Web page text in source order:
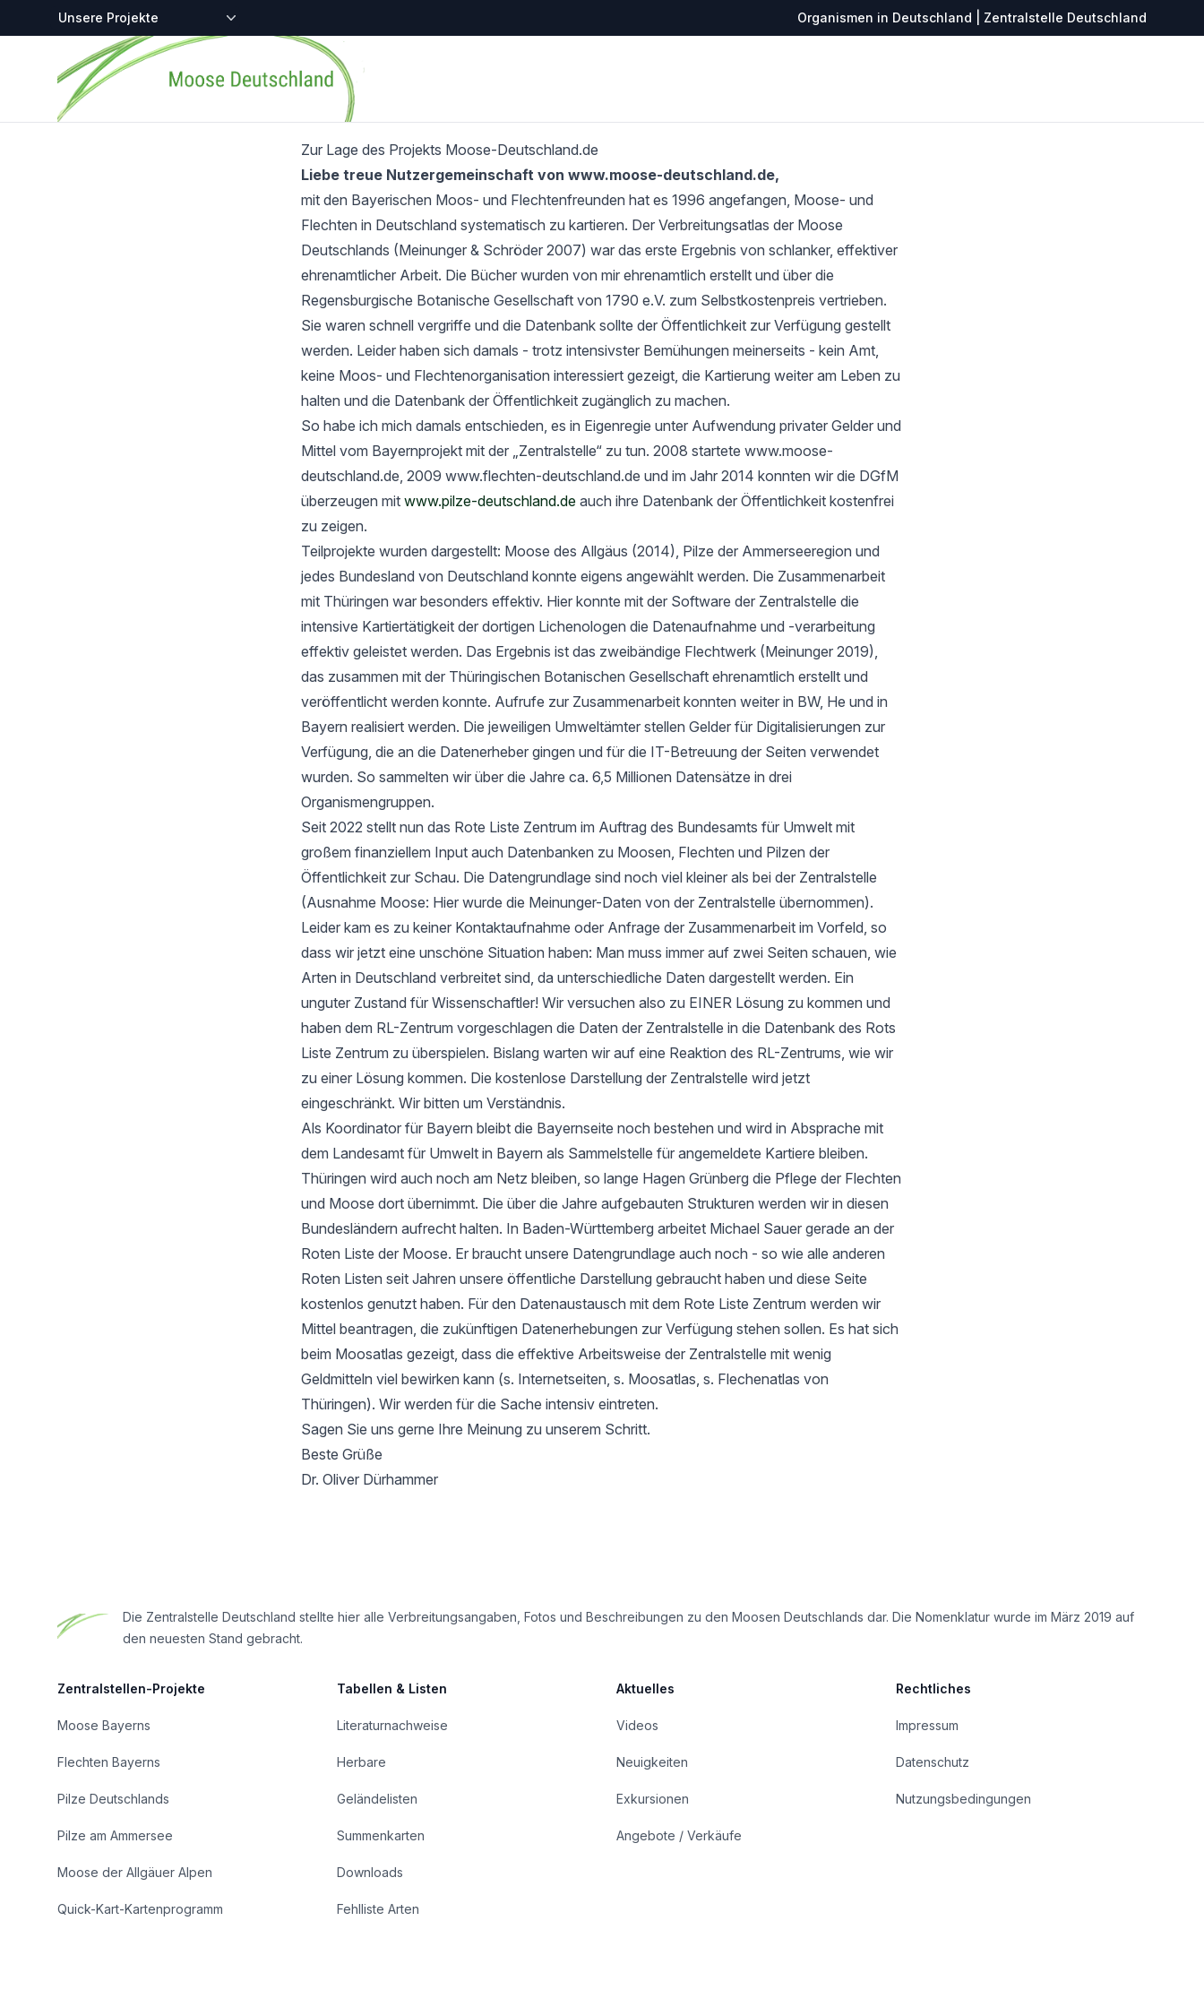
Zentralstellen-Projekte Organismen in Deutschland | Zentralstelle Deutschland
Startseite
Zur Lage des Projekts Moose-Deutschland.de
Liebe treue Nutzergemeinschaft von www.moose-deutschland.de,
mit den Bayerischen Moos- und Flechtenfreunden hat es 1996 angefangen, Moose- und
Flechten in Deutschland systematisch zu kartieren. Der Verbreitungsatlas der Moose
Deutschlands (Meinunger & Schröder 2007) war das erste Ergebnis von schlanker, effektiver
ehrenamtlicher Arbeit. Die Bücher wurden von mir ehrenamtlich erstellt und über die
Regensburgische Botanische Gesellschaft von 1790 e.V. zum Selbstkostenpreis vertrieben.
Sie waren schnell vergriffe und die Datenbank sollte der Öffentlichkeit zur Verfügung gestellt
werden. Leider haben sich damals - trotz intensivster Bemühungen meinerseits - kein Amt,
keine Moos- und Flechtenorganisation interessiert gezeigt, die Kartierung weiter am Leben zu
halten und die Datenbank der Öffentlichkeit zugänglich zu machen.
So habe ich mich damals entschieden, es in Eigenregie unter Aufwendung privater Gelder und
Mittel vom Bayernprojekt mit der „Zentralstelle“ zu tun. 2008 startete www.moose-
deutschland.de, 2009 www.flechten-deutschland.de und im Jahr 2014 konnten wir die DGfM
überzeugen mit www.pilze-deutschland.de auch ihre Datenbank der Öffentlichkeit kostenfrei
zu zeigen.
Teilprojekte wurden dargestellt: Moose des Allgäus (2014), Pilze der Ammerseeregion und
jedes Bundesland von Deutschland konnte eigens angewählt werden. Die Zusammenarbeit
mit Thüringen war besonders effektiv. Hier konnte mit der Software der Zentralstelle die
intensive Kartiertätigkeit der dortigen Lichenologen die Datenaufnahme und -verarbeitung
effektiv geleistet werden. Das Ergebnis ist das zweibändige Flechtwerk (Meinunger 2019),
das zusammen mit der Thüringischen Botanischen Gesellschaft ehrenamtlich erstellt und
veröffentlicht werden konnte. Aufrufe zur Zusammenarbeit konnten weiter in BW, He und in
Bayern realisiert werden. Die jeweiligen Umweltämter stellen Gelder für Digitalisierungen zur
Verfügung, die an die Datenerheber gingen und für die IT-Betreuung der Seiten verwendet
wurden. So sammelten wir über die Jahre ca. 6,5 Millionen Datensätze in drei
Organismengruppen.
Seit 2022 stellt nun das Rote Liste Zentrum im Auftrag des Bundesamts für Umwelt mit
großem finanziellem Input auch Datenbanken zu Moosen, Flechten und Pilzen der
Öffentlichkeit zur Schau. Die Datengrundlage sind noch viel kleiner als bei der Zentralstelle
(Ausnahme Moose: Hier wurde die Meinunger-Daten von der Zentralstelle übernommen).
Leider kam es zu keiner Kontaktaufnahme oder Anfrage der Zusammenarbeit im Vorfeld, so
dass wir jetzt eine unschöne Situation haben: Man muss immer auf zwei Seiten schauen, wie
Arten in Deutschland verbreitet sind, da unterschiedliche Daten dargestellt werden. Ein
unguter Zustand für Wissenschaftler! Wir versuchen also zu EINER Lösung zu kommen und
haben dem RL-Zentrum vorgeschlagen die Daten der Zentralstelle in die Datenbank des Rots
Liste Zentrum zu überspielen. Bislang warten wir auf eine Reaktion des RL-Zentrums, wie wir
zu einer Lösung kommen. Die kostenlose Darstellung der Zentralstelle wird jetzt
eingeschränkt. Wir bitten um Verständnis.
Als Koordinator für Bayern bleibt die Bayernseite noch bestehen und wird in Absprache mit
dem Landesamt für Umwelt in Bayern als Sammelstelle für angemeldete Kartiere bleiben.
Thüringen wird auch noch am Netz bleiben, so lange Hagen Grünberg die Pflege der Flechten
und Moose dort übernimmt. Die über die Jahre aufgebauten Strukturen werden wir in diesen
Bundesländern aufrecht halten. In Baden-Württemberg arbeitet Michael Sauer gerade an der
Roten Liste der Moose. Er braucht unsere Datengrundlage auch noch - so wie alle anderen
Roten Listen seit Jahren unsere öffentliche Darstellung gebraucht haben und diese Seite
kostenlos genutzt haben. Für den Datenaustausch mit dem Rote Liste Zentrum werden wir
Mittel beantragen, die zukünftigen Datenerhebungen zur Verfügung stehen sollen. Es hat sich
beim Moosatlas gezeigt, dass die effektive Arbeitsweise der Zentralstelle mit wenig
Geldmitteln viel bewirken kann (s. Internetseiten, s. Moosatlas, s. Flechenatlas von
Thüringen). Wir werden für die Sache intensiv eintreten.
Sagen Sie uns gerne Ihre Meinung zu unserem Schritt.
Beste Grüße
Dr. Oliver Dürhammer
Die Zentralstelle Deutschland stellte hier alle Verbreitungsangaben, Fotos und Beschreibungen zu den Moosen Deutschlands dar. Die Nomenklatur wurde im März 2019 auf
den neuesten Stand gebracht.
Zentralstellen-Projekte
Moose Bayerns
Flechten Bayerns
Pilze Deutschlands
Pilze am Ammersee
Moose der Allgäuer Alpen
Quick-Kart-Kartenprogramm
Tabellen & Listen
Literaturnachweise
Herbare
Geländelisten
Summenkarten
Downloads
Fehlliste Arten
Aktuelles
Videos
Neuigkeiten
Exkursionen
Angebote / Verkäufe
Rechtliches
Impressum
Datenschutz
Nutzungsbedingungen